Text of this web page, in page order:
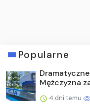
Popularne
Mężczyzna
4 dni temu